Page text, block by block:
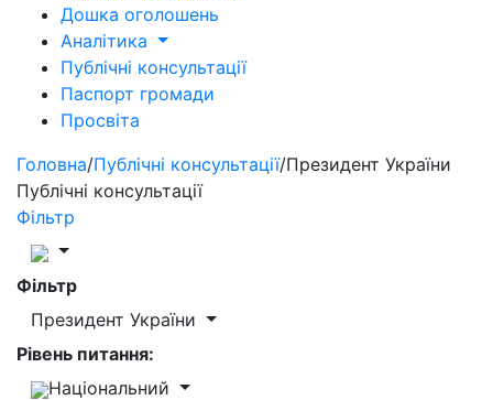
Дошка оголошень
Аналітика
Публічні консультації
Паспорт громади
Просвіта
Головна/Публічні консультації/Президент України
Публічні консультації
Фільтр
Фільтр
Президент України
Рівень питання:
Національний